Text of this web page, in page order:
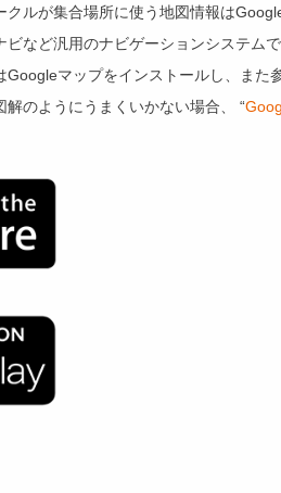
クルが集合場所に使う地図情報は
ビなど汎用のナビゲーションシステム
Googleマップをインストールし、また
解のようにうまくいかない場合、 “